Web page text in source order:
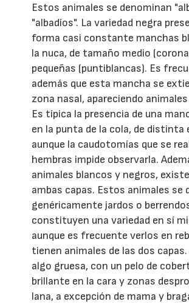
Estos animales se denominan
"albadíos". La variedad negra
forma casi constante manchas
la nuca, de tamaño medio
pequeñas (puntiblancas). Es
además que esta mancha se
zona nasal, apareciendo
Es típica la presencia de una
en la punta de la cola, de distinta
aunque la caudotomías que se
hembras impide observarla.
animales blancos y negros,
ambas capas. Estos animales se
genéricamente jardos o
constituyen una variedad en sí
aunque es frecuente verlos en
tienen animales de las dos capas.
algo gruesa, con un pelo de
brillante en la cara y zonas
lana, a excepción de mama y